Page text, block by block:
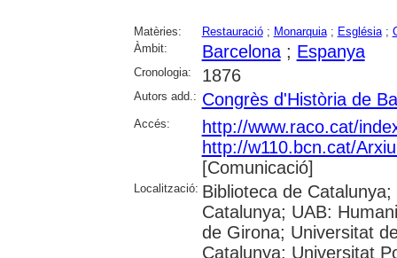
Matèries: Restauració; Monarquia; Església;
Àmbit:
Barcelona; Espanya
Cronologia: 1876
Autors add.: Congrès d'Història de
Accés:
http://www.raco.cat/
http://w110.bcn.cat/
[Comunicació]
Localització: Biblioteca de
Catalunya; UAB:
de Girona; Universitat
Catalunya; Universitat